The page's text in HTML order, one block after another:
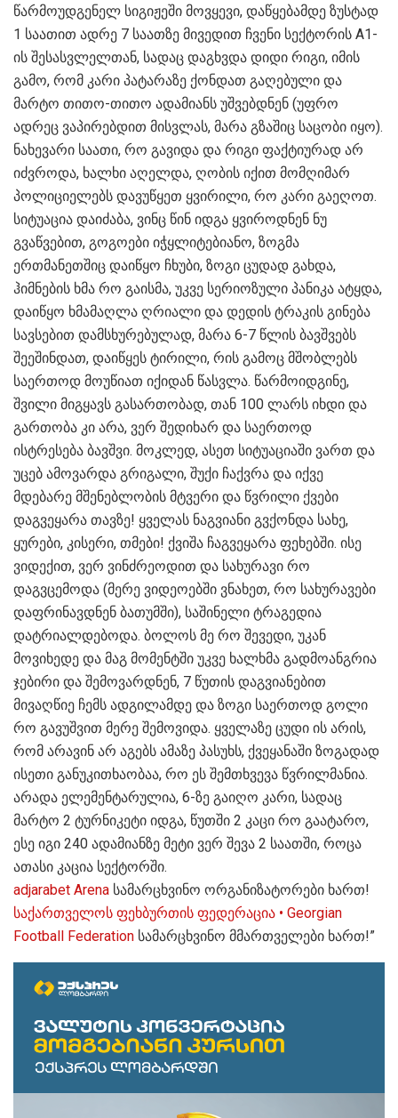
წარმოუდგენელ სიგიჟეში მოვყევი, დაწყებამდე ზუსტად
1 საათით ადრე 7 საათზე მივედით ჩვენი სექტორის A1-
ის შესასვლელთან, სადაც დაგხვდა დიდი რიგი, იმის
გამო, რომ კარი პატარაზე ქონდათ გაღებული და
მარტო თითო-თითო ადამიანს უშვებდნენ (უფრო
ადრეც ვაპირებდით მისვლას, მარა გზაშიც საცობი იყო).
ნახევარი საათი, რო გავიდა და რიგი ფაქტიურად არ
იძვროდა, ხალხი აღელდა, ღობის იქით მომღიმარ
პოლიციელებს დავუწყეთ ყვირილი, რო კარი გაეღოთ.
სიტუაცია დაიძაბა, ვინც წინ იდგა ყვიროდნენ ნუ
გვაწვებით, გოგოები იჭყლიტებიანო, ზოგმა
ერთმანეთშიც დაიწყო ჩხუბი, ზოგი ცუდად გახდა,
ჰიმნების ხმა რო გაისმა, უკვე სერიოზული პანიკა ატყდა,
დაიწყო ხმამაღლა ღრიალი და დედის ტრაკის გინება
სავსებით დამსხურებულად, მარა 6-7 წლის ბავშვებს
შეეშინდათ, დაიწყეს ტირილი, რის გამოც მშობლებს
საერთოდ მოუწიათ იქიდან წასვლა. წარმოიდგინე,
შვილი მიგყავს გასართობად, თან 100 ლარს იხდი და
გართობა კი არა, ვერ შედიხარ და საერთოდ
ისტრესება ბავშვი. მოკლედ, ასეთ სიტუაციაში ვართ და
უცებ ამოვარდა გრიგალი, შუქი ჩაქვრა და იქვე
მდებარე მშენებლობის მტვერი და წვრილი ქვები
დაგვეყარა თავზე! ყველას ნაგვიანი გვქონდა სახე,
ყურები, კისერი, თმები! ქვიშა ჩაგვეყარა ფეხებში. ისე
ვიდექით, ვერ ვინძრეოდით და სახურავი რო
დაგვცემოდა (მერე ვიდეოებში ვნახეთ, რო სახურავები
დაფრინავდნენ ბათუმში), საშინელი ტრაგედია
დატრიალდებოდა. ბოლოს მე რო შევედი, უკან
მოვიხედე და მაგ მომენტში უკვე ხალხმა გადმოანგრია
ჯებირი და შემოვარდნენ, 7 წუთის დაგვიანებით
მივაღწიე ჩემს ადგილამდე და ზოგი საერთოდ გოლი
რო გავუშვით მერე შემოვიდა. ყველაზე ცუდი ის არის,
რომ არავინ არ აგებს ამაზე პასუხს, ქვეყანაში ზოგადად
ისეთი განუკითხაობაა, რო ეს შემთხვევა წვრილმანია.
არადა ელემენტარულია, 6-ზე გაიღო კარი, სადაც
მარტო 2 ტურნიკეტი იდგა, წუთში 2 კაცი რო გაატარო,
ესე იგი 240 ადამიანზე მეტი ვერ შევა 2 საათში, როცა
ათასი კაცია სექტორში.
adjarabet Arena სამარცხვინო ორგანიზატორები ხართ!
საქართველოს ფეხბურთის ფედერაცია • Georgian
Football Federation სამარცხვინო მმართველები ხართ!”